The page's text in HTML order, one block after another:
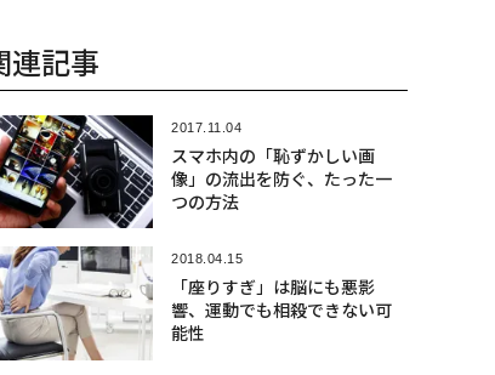
連記事
2017.11.04
スマホ内の「恥ずかしい画
像」の流出を防ぐ、たった一
つの方法
2018.04.15
「座りすぎ」は脳にも悪影
響、運動でも相殺できない可
能性